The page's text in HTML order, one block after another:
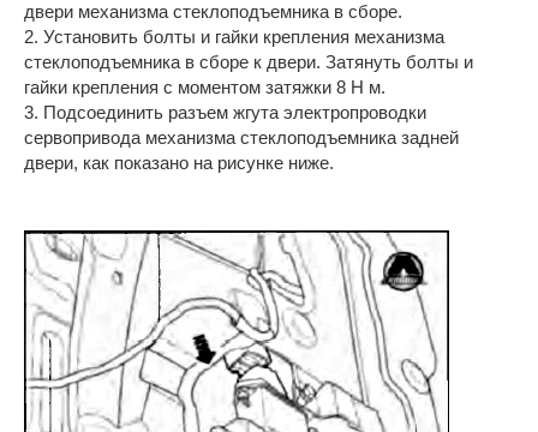
двери механизма стеклоподъемника в сборе.
2. Установить болты и гайки крепления механизма
стеклоподъемника в сборе к двери. Затянуть болты и
гайки крепления с моментом затяжки 8 Н м.
3. Подсоединить разъем жгута электропроводки
сервопривода механизма стеклоподъемника задней
двери, как показано на рисунке ниже.